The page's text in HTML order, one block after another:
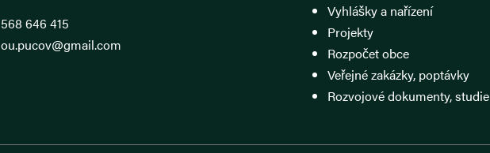
568 646 415
ou.pucov@gmail.com
Vyhlášky a nařízení
Projekty
Rozpočet obce
Veřejné zakázky, poptávky
Rozvojové dokumenty, studie